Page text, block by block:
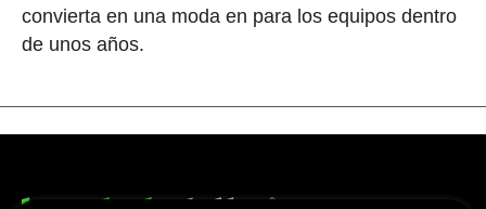
convierta en una moda en para los equipos dentro
de unos años.